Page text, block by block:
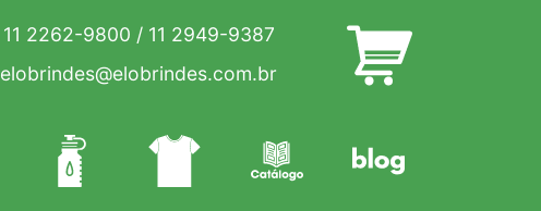
11 2262-9800 / 11 2949-9387
elobrindes@elobrindes.com.br